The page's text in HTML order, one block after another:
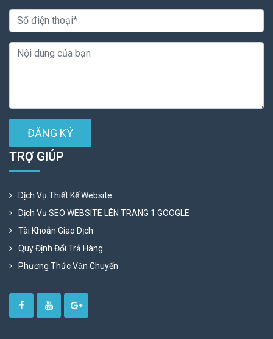
ĐĂNG KÝ
TRỢ GIÚP
Dịch Vụ Thiết Kế Website
Dịch Vụ SEO WEBSITE LÊN TRANG 1 GOOGLE
Tài Khoản Giao Dịch
Quy Định Đổi Trả Hàng
Phương Thức Vận Chuyển